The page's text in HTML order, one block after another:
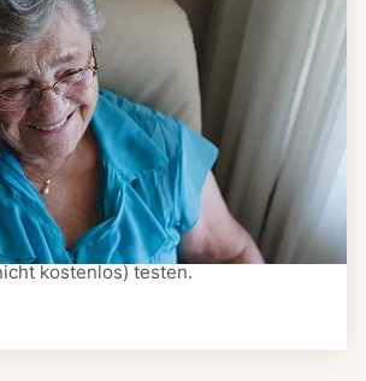
lassen
aus dem Speiseplan Ihres Anbieters
Bestellen Sie telefonisch,
Online-Shop Ihres Anbieters.
Ihnen das bestellte Essen zum
nach Hause. Bei vielen
Sie Essen auf Rädern auch
kostenlos) testen.